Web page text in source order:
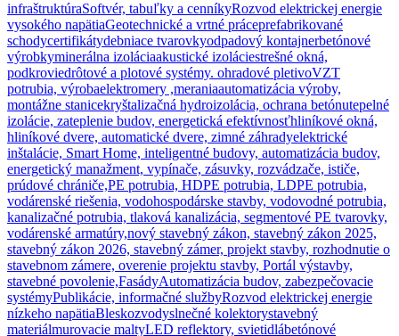
infraštruktúraSoftvér, tabuľky a cenníkyRozvod elektrickej energie
vysokého napätiaGeotechnické a vrtné práceprefabrikované
schodycertifikátydebniace tvarovkyodpadový kontajnerbetónové
výrobkyminerálna izoláciaakustické izoláciestrešné okná,
podkroviedrôtové a plotové systémy. ohradové pletivoVZT
potrubia, výrobaelektromery ,meraniaautomatizácia výroby,
montážne stanicekryštalizačná hydroizolácia, ochrana betónutepelné
izolácie, zateplenie budov, energetická efektívnosťhliníkové okná,
hliníkové dvere, automatické dvere, zimné záhradyelektrické
inštalácie, Smart Home, inteligentné budovy, automatizácia budov,
energetický manažment, vypínače, zásuvky, rozvádzače, ističe,
prúdové chrániče,PE potrubia, HDPE potrubia, LDPE potrubia,
vodárenské riešenia, vodohospodárske stavby, vodovodné potrubia,
kanalizačné potrubia, tlaková kanalizácia, segmentové PE tvarovky,
vodárenské armatúry,nový stavebný zákon, stavebný zákon 2025,
stavebný zákon 2026, stavebný zámer, projekt stavby, rozhodnutie o
stavebnom zámere, overenie projektu stavby, Portál výstavby,
stavebné povolenie,FasádyAutomatizácia budov, zabezpečovacie
systémyPublikácie, informačné službyRozvod elektrickej energie
nízkeho napätiaBleskozvodyslnečné kolektorystavebný
materiálmurovacie maltyLED reflektory, svietidlábetónové